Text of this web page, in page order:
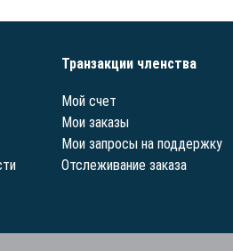
Транзакции членства
Мой счет
Мои заказы
Мои запросы на поддержку
Отслеживание заказа